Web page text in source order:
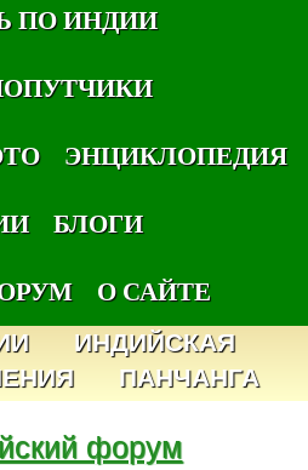
ПО ИНДИИ
ЭНЦИКЛОПЕДИЯ
БЛОГИ
О САЙТЕ
ИНДИЙСКАЯ
ПАНЧАНГА
форум